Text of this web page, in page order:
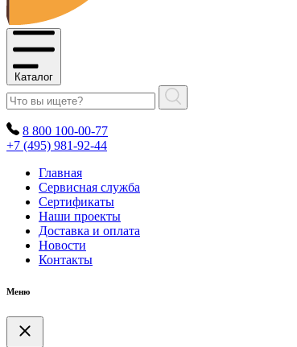
Каталог
8 800 100-00-77
+7 (495) 981-92-44
Главная
Сервисная служба
Сертификаты
Наши проекты
Доставка и оплата
Новости
Контакты
Меню